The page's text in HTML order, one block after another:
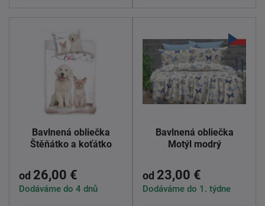
Bavlnená obliečka
Štěňátko a koťátko
od 26,00 €
Dodáváme do 4 dnů
Bavlnená obliečka
Motýl modrý
od 23,00 €
Dodáváme do 1. týdne